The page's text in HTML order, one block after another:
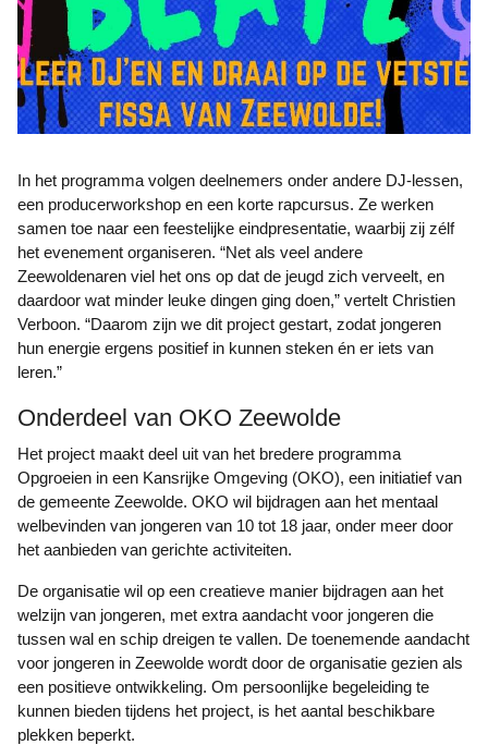
In het programma volgen deelnemers onder andere DJ-lessen,
een producerworkshop en een korte rapcursus. Ze werken
samen toe naar een feestelijke eindpresentatie, waarbij zij zélf
het evenement organiseren. “Net als veel andere
Zeewoldenaren viel het ons op dat de jeugd zich verveelt, en
daardoor wat minder leuke dingen ging doen,” vertelt Christien
Verboon. “Daarom zijn we dit project gestart, zodat jongeren
hun energie ergens positief in kunnen steken én er iets van
leren.”
Onderdeel van OKO Zeewolde
Het project maakt deel uit van het bredere programma
Opgroeien in een Kansrijke Omgeving (OKO), een initiatief van
de gemeente Zeewolde. OKO wil bijdragen aan het mentaal
welbevinden van jongeren van 10 tot 18 jaar, onder meer door
het aanbieden van gerichte activiteiten.
De organisatie wil op een creatieve manier bijdragen aan het
welzijn van jongeren, met extra aandacht voor jongeren die
tussen wal en schip dreigen te vallen. De toenemende aandacht
voor jongeren in Zeewolde wordt door de organisatie gezien als
een positieve ontwikkeling. Om persoonlijke begeleiding te
kunnen bieden tijdens het project, is het aantal beschikbare
plekken beperkt.